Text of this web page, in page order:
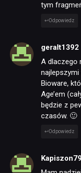
tym
Odpowiedz
geralt1392
A dlaczego
najlepszymi
Bioware,
Age’em
będzie z
czasów. 🙂
Odpowiedz